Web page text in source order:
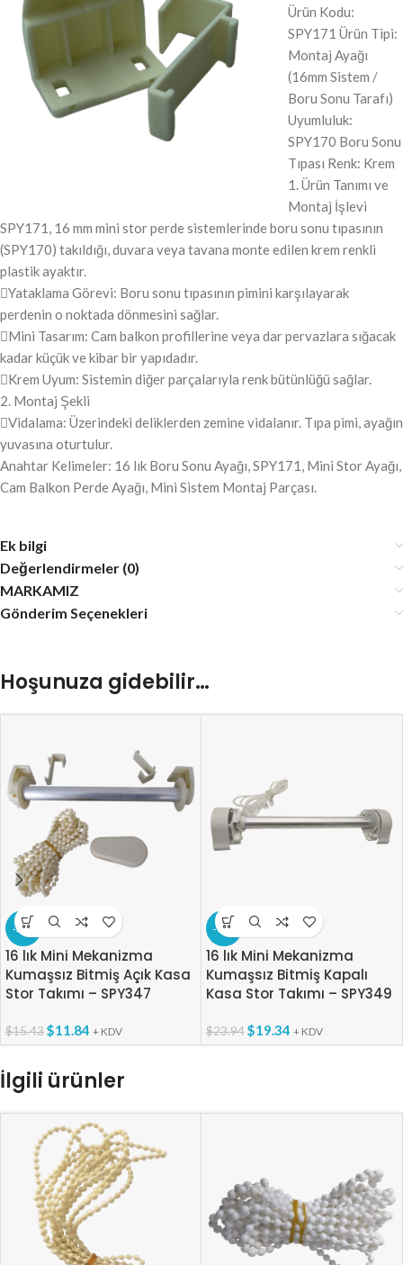
Ürün Kodu:
SPY171 Ürün Tipi:
Montaj Ayağı
(16mm Sistem /
Boru Sonu Tarafı)
Uyumluluk:
SPY170 Boru Sonu
Tıpası Renk: Krem
1. Ürün Tanımı ve
Montaj İşlevi
SPY171, 16 mm mini stor perde sistemlerinde boru sonu tıpasının
(SPY170) takıldığı, duvara veya tavana monte edilen krem renkli
plastik ayaktır.
Yataklama Görevi: Boru sonu tıpasının pimini karşılayarak
perdenin o noktada dönmesini sağlar.
Mini Tasarım: Cam balkon profillerine veya dar pervazlara sığacak
kadar küçük ve kibar bir yapıdadır.
Krem Uyum: Sistemin diğer parçalarıyla renk bütünlüğü sağlar.
2. Montaj Şekli
Vidalama: Üzerindeki deliklerden zemine vidalanır. Tıpa pimi, ayağın
yuvasına oturtulur.
Anahtar Kelimeler: 16 lık Boru Sonu Ayağı, SPY171, Mini Stor Ayağı,
Cam Balkon Perde Ayağı, Mini Sistem Montaj Parçası.
Ek bilgi
Değerlendirmeler (0)
MARKAMIZ
Gönderim Seçenekleri
Hoşunuza gidebilir…
-23%
16 lık Mini Mekanizma
Kumaşsız Bitmiş Açık Kasa
Stor Takımı – SPY347
$15.43$11.84 + KDV
-19%
16 lık Mini Mekanizma
Kumaşsız Bitmiş Kapalı
Kasa Stor Takımı – SPY349
$23.94$19.34 + KDV
İlgili ürünler